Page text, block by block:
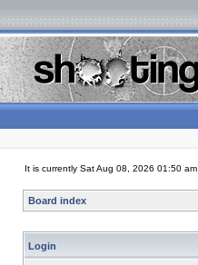
It is currently Sat Aug 08, 2026 01:50 am
Board index
Login